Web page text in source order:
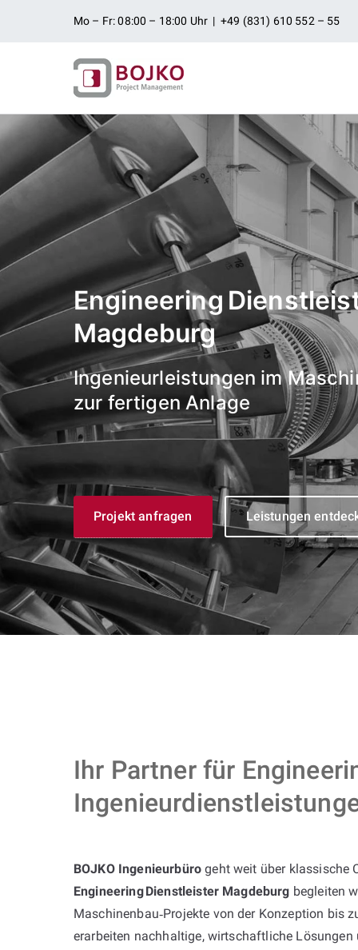
Mo – Fr: 08:00 – 18:00 Uhr | +49 (831) 610 552 – 55
Engineering
Magdeburg
Ingenieurleistungen im
zur fertigen Anlage
Projekt anfragen Leistungen
Ihr Partner für
BOJKO Ingenieurbüro geht weit über klassische
Engineering Dienstleister Magdeburg begleiten
Maschinenbau‑Projekte von der Konzeption bis
erarbeiten nachhaltige, wirtschaftliche Lösungen